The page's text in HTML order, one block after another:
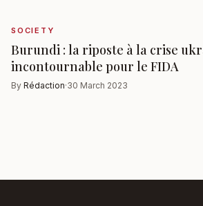
SOCIETY
Burundi : la riposte à la crise
incontournable pour le FIDA
By Rédaction·30 March 2023